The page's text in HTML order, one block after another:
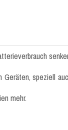
Geräten, speziell
mehr.